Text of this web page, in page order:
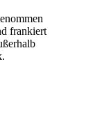
frankiert